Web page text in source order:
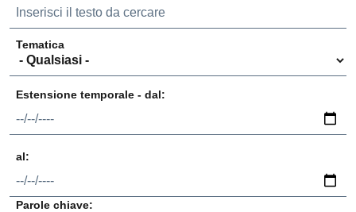
Tematica
Estensione temporale - dal:
Data
al:
Data
Parole chiave: